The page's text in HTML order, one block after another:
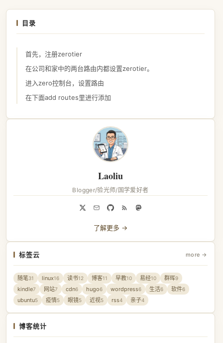
Laoliu
Blogger/验光师/国学爱好者
了解更多 →
标签云 more →
随笔31 linux16 读书12 博客11 早教10 易经10 群晖9
kindle7 网站7 cdn6 hugo6 wordpress6 生活6 软件6
ubuntu5 疫情5 眼镜5 近视5 rss4 亲子4
博客统计
目录
首先，注册zerotier
在公司和家中的两台路由内都设置zerotier。
进入zero控制台，设置路由
在下面add routes里进行添加